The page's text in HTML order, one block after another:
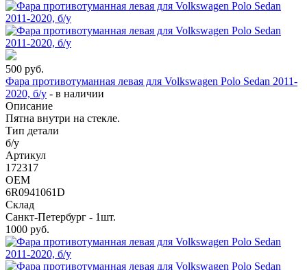
500 руб.
Фара противотуманная левая для Volkswagen Polo Sedan 2011-
2020, б/у - в наличии
Описание
Пятна внутри на стекле.
Тип детали
б/у
Артикул
172317
OEM
6R0941061D
Склад
Санкт-Петербург - 1шт.
1000 руб.